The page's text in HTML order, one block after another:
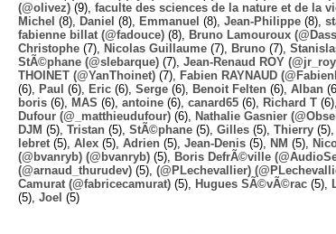
(@olivez) (9), faculte des sciences de la nature et de la
Michel (8), Daniel (8), Emmanuel (8), Jean-Philippe (8),
fabienne billat (@fadouce) (8), Bruno Lamouroux
Christophe (7), Nicolas Guillaume (7), Bruno (7),
StÃ©phane (@slebarque) (7), Jean-Renaud ROY
THOINET (@YanThoinet) (7), Fabien RAYNAUD
(6),
Paul (6), Eric (6), Serge (6), Benoit Felten (6), Alban
boris (6), MAS (6), antoine (6), canard65 (6), Richard T (6),
Dufour (@_matthieudufour) (6), Nathalie Gasnier
DJM (5), Tristan (5), StÃ©phane (5), Gilles (5), Thierry (5),
lebret (5), Alex (5), Adrien (5), Jean-Denis (5), NM (5),
(@bvanryb) (@bvanryb) (5), Boris DefrÃ©ville
(@arnaud_thurudev) (5), (@PLechevallier)
Camurat (@fabricecamurat) (5), Hugues SÃ©vÃ©rac (5),
(5), Joel (5)